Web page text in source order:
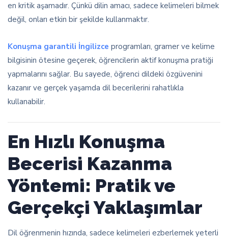
en kritik aşamadır. Çünkü dilin amacı, sadece kelimeleri bilmek
değil, onları etkin bir şekilde kullanmaktır.
Konuşma garantili İngilizce programları, gramer ve kelime
bilgisinin ötesine geçerek, öğrencilerin aktif konuşma pratiği
yapmalarını sağlar. Bu sayede, öğrenci dildeki özgüvenini
kazanır ve gerçek yaşamda dil becerilerini rahatlıkla
kullanabilir.
En Hızlı Konuşma
Becerisi Kazanma
Yöntemi: Pratik ve
Gerçekçi Yaklaşımlar
Dil öğrenmenin hızında, sadece kelimeleri ezberlemek yeterli